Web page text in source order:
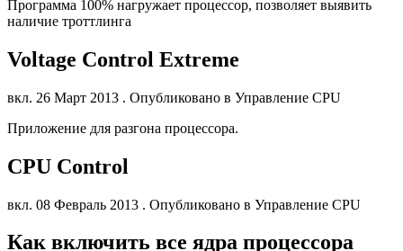
Программа 100% нагружает процессор, позволяет выявить
наличие троттлинга
Voltage Control Extreme
вкл. 26 Март 2013 . Опубликовано в Управление CPU
Приложение для разгона процессора.
CPU Control
вкл. 08 Февраль 2013 . Опубликовано в Управление CPU
Как включить все ядра процессора